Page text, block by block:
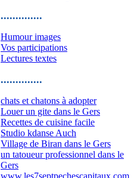
..............
Humour images
Vos participations
Lectures textes
..............
chats et chatons à adopter
Louer un gite dans le Gers
Recettes de cuisine facile
Studio kdanse Auch
Village de Biran dans le Gers
un tatoueur professionnel dans le
Gers
www.les7septpechescapitaux.com